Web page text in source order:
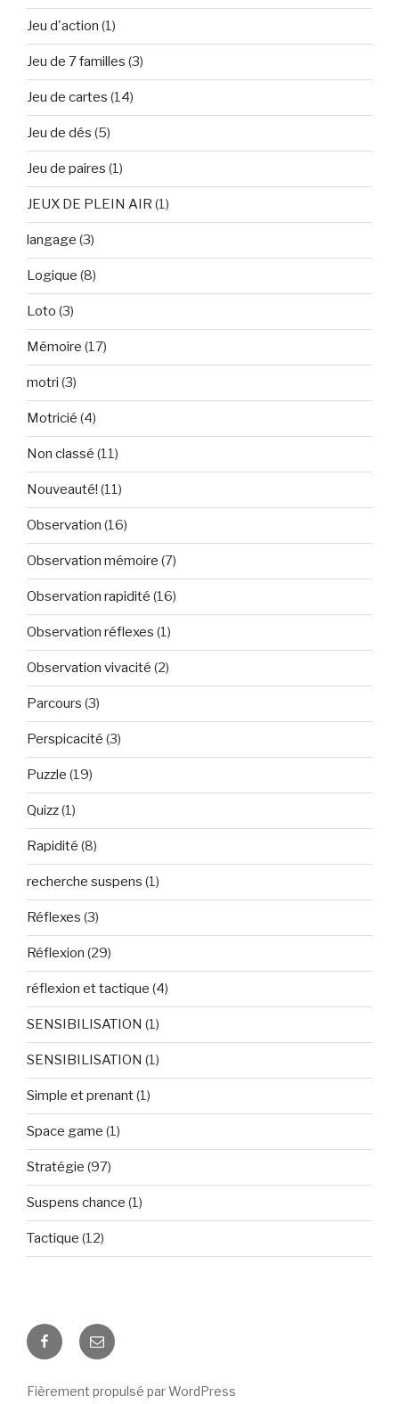
Jeu d'action (1)
Jeu de 7 familles (3)
Jeu de cartes (14)
Jeu de dés (5)
Jeu de paires (1)
JEUX DE PLEIN AIR (1)
langage (3)
Logique (8)
Loto (3)
Mémoire (17)
motri (3)
Motricié (4)
Non classé (11)
Nouveauté! (11)
Observation (16)
Observation mémoire (7)
Observation rapidité (16)
Observation réflexes (1)
Observation vivacité (2)
Parcours (3)
Perspicacité (3)
Puzzle (19)
Quizz(1)
Rapidité (8)
recherche suspens (1)
Réflexes (3)
Réflexion (29)
réflexion et tactique (4)
SENSIBILISATION (1)
SENSIBILISATION (1)
Simple et prenant(1)
Space game (1)
Stratégie (97)
Suspens chance (1)
Tactique (12)
Facebook
E-
mail
Fièrement propulsé par WordPress